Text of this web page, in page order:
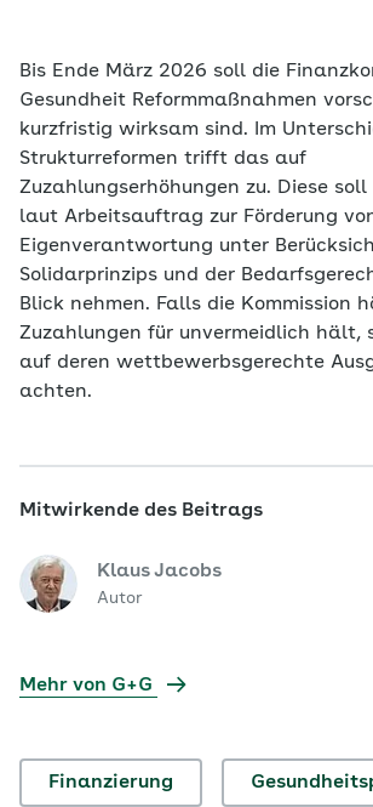
Bis Ende März 2026 soll die
Gesundheit Reformmaßnahmen
kurzfristig wirksam sind. Im
Strukturreformen trifft das auf
Zuzahlungserhöhungen zu. Diese soll
laut Arbeitsauftrag zur Förderung
Eigenverantwortung unter
Solidarprinzips und der
Blick nehmen. Falls die Kommission
Zuzahlungen für unvermeidlich hält,
auf deren wettbewerbsgerechte
achten.
Mitwirkende des Beitrags
Klaus Jacobs
Autor
Mehr von G+G
Finanzierung